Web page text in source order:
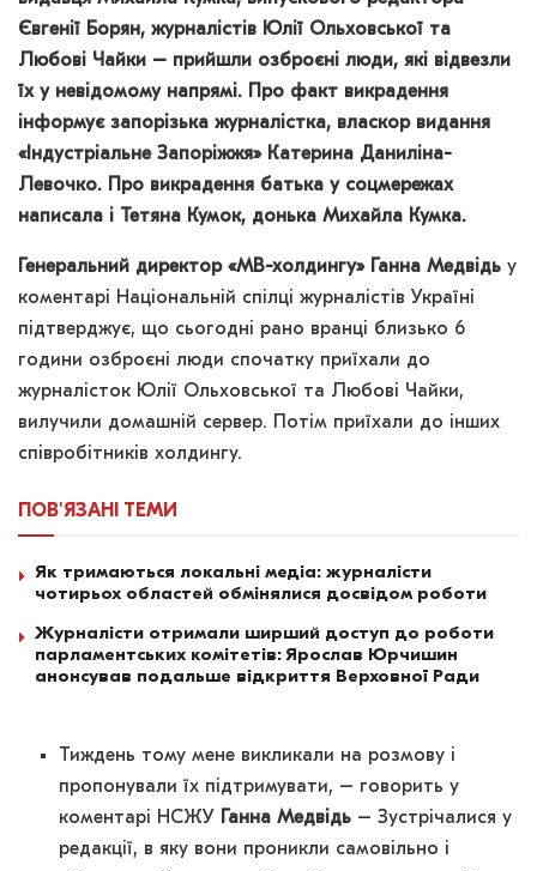
Євгенії Борян, журналістів Юлії Ольховської та
Любові Чайки – прийшли озброєні люди, які відвезли
їх у невідомому напрямі. Про факт викрадення
інформує запорізька журналістка, власкор видання
«Індустріальне Запоріжжя» Катерина Даниліна-
Левочко. Про викрадення батька у соцмережах
написала і Тетяна Кумок, донька Михайла Кумка.
Генеральний директор «МВ-холдингу» Ганна Медвідь у
коментарі Національній спілці журналістів Україні
підтверджує, що сьогодні рано вранці близько 6
години озброєні люди спочатку приїхали до
журналісток Юлії Ольховської та Любові Чайки,
вилучили домашній сервер. Потім приїхали до інших
співробітників холдингу.
ПОВ'ЯЗАНІ ТЕМИ
Як тримаються локальні медіа: журналісти
чотирьох областей обмінялися досвідом роботи
Журналісти отримали ширший доступ до роботи
парламентських комітетів: Ярослав Юрчишин
анонсував подальше відкриття Верховної Ради
Тиждень тому мене викликали на розмову і
пропонували їх підтримувати, – говорить у
коментарі НСЖУ
Ганна Медвідь – Зустрічалися у
редакції, в яку вони проникли самовільно і